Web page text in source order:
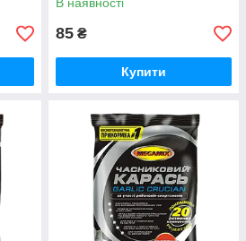
85 ₴
Купити